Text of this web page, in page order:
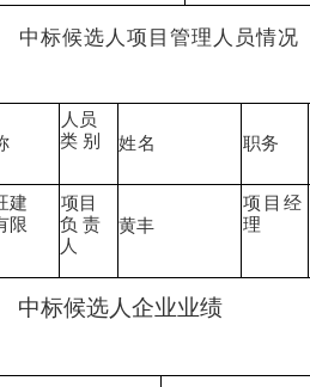
中标候选人项目管理人员情况
人员
类 别 姓名 职务
建
限
项目
负 责
人
黄丰
项 目 经
理
中标候选人企业业绩